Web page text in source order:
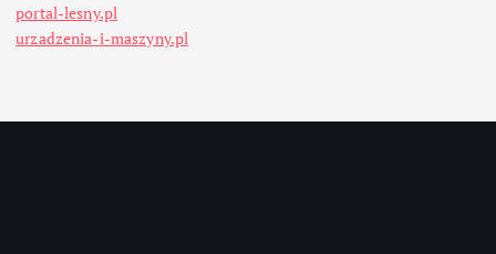
portal-lesny.pl
urzadzenia-i-maszyny.pl